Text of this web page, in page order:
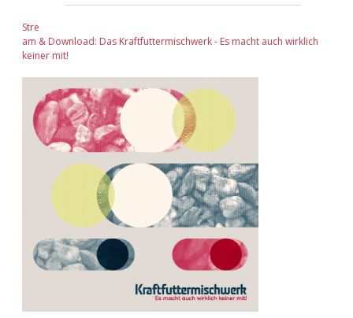
Stre
am & Download: Das Kraftfuttermischwerk - Es macht auch wirklich
keiner mit!